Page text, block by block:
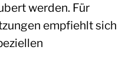
werden. Für
empfiehlt sich